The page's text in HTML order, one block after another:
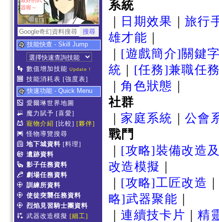
器喔～
技能快查 - Skill Jump
數值增加技能 Update !
技能消耗表 [強度表]
快速功能 - Quick Menu
愛爾琳世界地圖
魔力賦予 [喜愛]
寵物介紹 [比較] [夥伴]
怪物導覽搜尋
地下城資料 [料理]
遺跡資料
影子任務資料
劇場任務資料
訓練所資料
使徒突襲任務資料
烈焰見習騎士團資料
武器改造模擬 [細工]
系統
日期效果 ｜旅行
雄才能
[遊戲簡介]關鍵
統
[任務]兼職任
｜角色狀態
社群
家庭系統 ｜公會
戰鬥
[攻略]裝備改造
改造模擬
[攻略]工匠改造
略]武器聚能
｜連續技卡片 ｜精